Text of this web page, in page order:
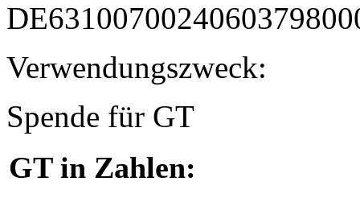
Verwendungszweck:
Spende für GT
GT in Zahlen: